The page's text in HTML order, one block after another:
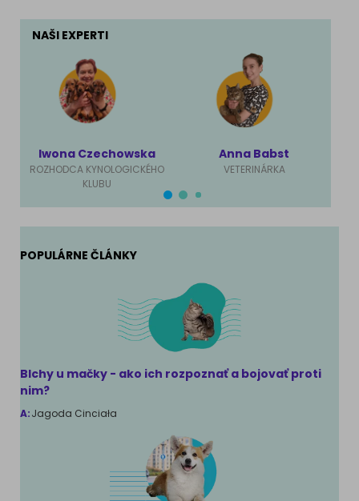
NAŠI EXPERTI
Iwona Czechowska
ROZHODCA KYNOLOGICKÉHO
KLUBU
Anna Babst
VETERINÁRKA
POPULÁRNE ČLÁNKY
Blchy u mačky - ako ich rozpoznať a bojovať proti
nim?
A:Jagoda Cinciała